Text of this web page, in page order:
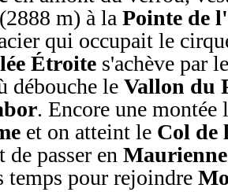
(2888 m) à la Pointe de
qui occupait le
Étroite s'achève par
débouche le Vallon du
. Encore une
et on atteint le Col de
passer en Maurienne
temps pour rejoindre